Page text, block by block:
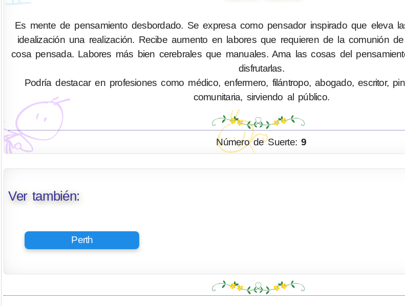
Es mente de pensamiento desbordado. Se expresa como pensador inspirado que eleva
idealización una realización. Recibe aumento en labores que requieren de la comunión
cosa pensada. Labores más bien cerebrales que manuales. Ama las cosas del
disfrutarlas.
Podría destacar en profesiones como médico, enfermero, filántropo, abogado, escritor,
comunitaria, sirviendo al público.
Número de Suerte:9
Ver también:
Perth